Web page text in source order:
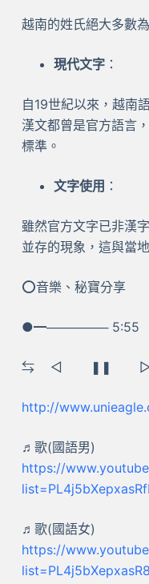
越南的姓氏絕大多數
現代文字：
自19世紀以來，越南
漢文都曾是官方語言
標準。
文字使用 ：
雖然官方文字已非漢
並存的現象，這與當
⭕音樂、秘寶分享
●━─────── 5:55
⇆ ㅤ◁ ㅤㅤ❚❚ ㅤㅤ
http://
♬歌(國語男)
https://
♬歌(國語女)
https://